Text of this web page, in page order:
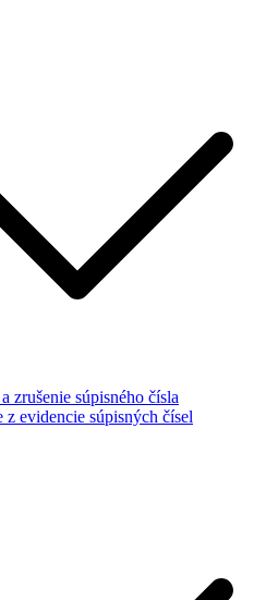
zrušenie súpisného čísla
z evidencie súpisných čísel